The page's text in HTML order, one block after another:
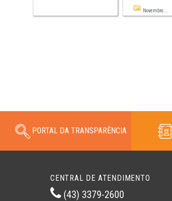
Novembro ...
PORTAL DA TRANSPARÊNCIA
CENTRAL DE ATENDIMENTO
(43) 3379-2600